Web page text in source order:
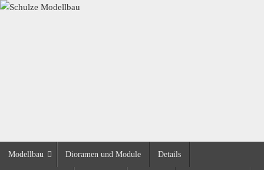
Zum
Inhalt
Modellbau Dioramen und Module Details